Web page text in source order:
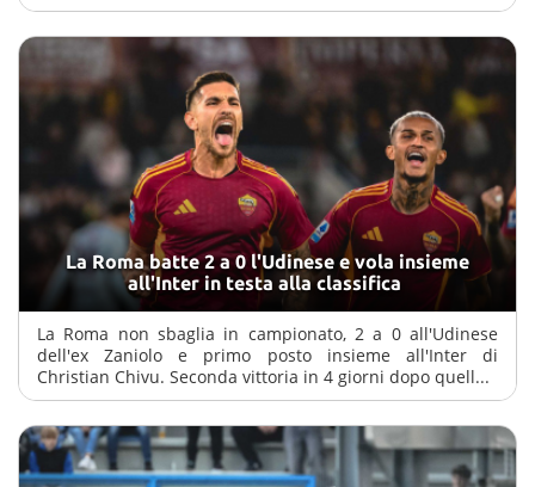
La Roma batte 2 a 0 l'Udinese e vola insieme
all'Inter in testa alla classifica
La Roma non sbaglia in campionato, 2 a 0 all'Udinese
dell'ex Zaniolo e primo posto insieme all'Inter di
Christian Chivu. Seconda vittoria in 4 giorni dopo quell...